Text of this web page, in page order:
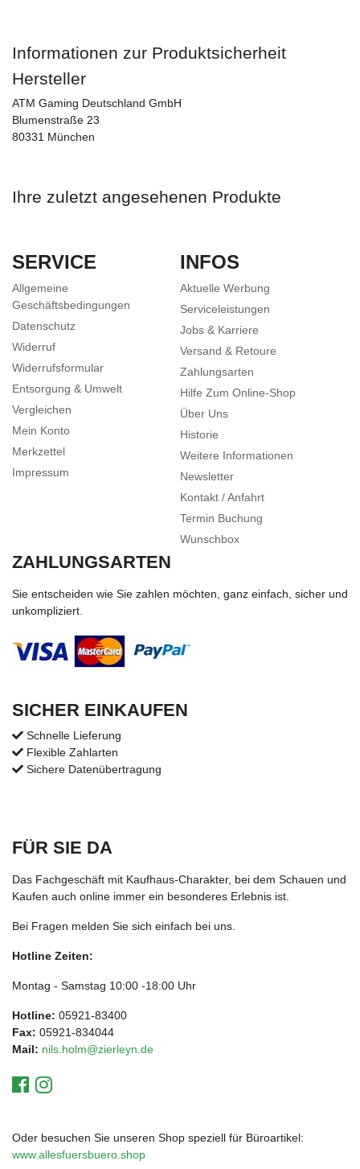
Informationen zur Produktsicherheit
Hersteller
ATM Gaming Deutschland GmbH
Blumenstraße 23
80331 München
Ihre zuletzt angesehenen Produkte
SERVICE
Allgemeine
Geschäftsbedingungen
Datenschutz
Widerruf
Widerrufsformular
Entsorgung & Umwelt
Vergleichen
Mein Konto
Merkzettel
Impressum
INFOS
Aktuelle Werbung
Serviceleistungen
Jobs & Karriere
Versand & Retoure
Zahlungsarten
Hilfe Zum Online-Shop
Über Uns
Historie
Weitere Informationen
Newsletter
Kontakt / Anfahrt
Termin Buchung
Wunschbox
ZAHLUNGSARTEN
Sie entscheiden wie Sie zahlen möchten, ganz einfach, sicher und
unkompliziert.
SICHER EINKAUFEN
Schnelle Lieferung
Flexible Zahlarten
Sichere Datenübertragung
FÜR SIE DA
Das Fachgeschäft mit Kaufhaus-Charakter, bei dem Schauen und
Kaufen auch online immer ein besonderes Erlebnis ist.
Bei Fragen melden Sie sich einfach bei uns.
Hotline Zeiten:
Montag - Samstag 10:00 -18:00 Uhr
Hotline: 05921-83400
Fax: 05921-834044
Mail: nils.holm@zierleyn.de
Oder besuchen Sie unseren Shop speziell für Büroartikel:
www.allesfuersbuero.shop